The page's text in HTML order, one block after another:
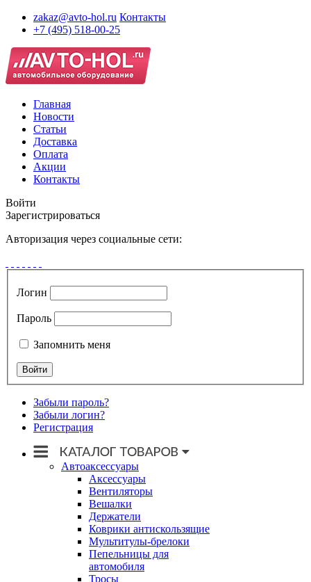
zakaz@avto-hol.ru Контакты
+7 (495) 518-00-25
Главная
Новости
Статьи
Доставка
Оплата
Акции
Контакты
Войти
Зарегистрироваться
Авторизация через социальные сети:
Логин
Пароль
Запомнить меня
Забыли пароль?
Забыли логин?
Регистрация
Автоаксессуары
Аксессуары
Вентиляторы
Вешалки
Держатели
Коврики антискользящие
Мультитулы-брелоки
Пепельницы для
автомобиля
Тросы